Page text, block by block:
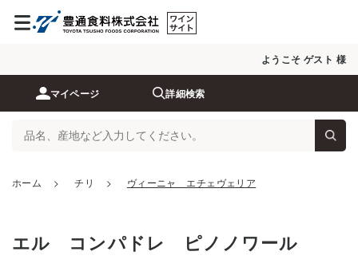
ようこそ ゲスト 様
マイページ 詳細検索
ホーム > チリ > ヴィーニャ エチェヴェリア
エル コンパドレ ピノノワール